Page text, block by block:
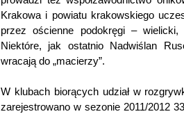
Krakowa i powiatu krakowskiego
przez ościenne podokręgi –
Niektóre, jak ostatnio Nadwiślan
wracają do „macierzy”.
W klubach biorących udział w
zarejestrowano w sezonie 2011/2012